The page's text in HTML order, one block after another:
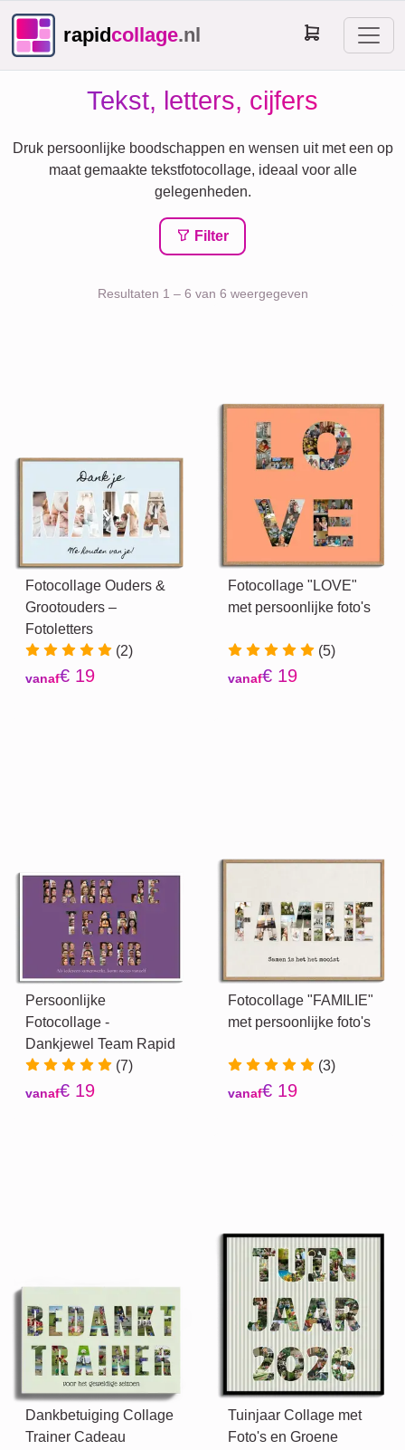
rapidcollage.nl
Tekst, letters, cijfers
Druk persoonlijke boodschappen en wensen uit met een op
maat gemaakte tekstfotocollage, ideaal voor alle
gelegenheden.
Filter
Resultaten 1 – 6 van 6 weergegeven
Fotocollage Ouders &
Grootouders –
Fotoletters
(2)
vanaf€ 19
Fotocollage "LOVE"
met persoonlijke foto's
(5)
vanaf€ 19
Persoonlijke
Fotocollage -
Dankjewel Team Rapid
(7)
vanaf€ 19
Fotocollage "FAMILIE"
met persoonlijke foto's
(3)
vanaf€ 19
Dankbetuiging Collage
Trainer Cadeau
Tuinjaar Collage met
Foto's en Groene